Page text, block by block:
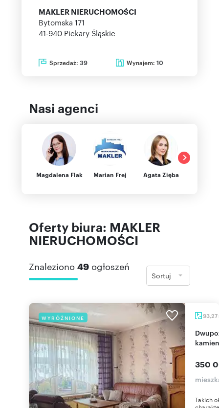
MAKLER NIERUCHOMOŚCI
Bytomska 171
41-940 Piekary Śląskie
Sprzedaż: 39 Wynajem: 10
Nasi agenci
Magdalena Flak Marian Frej Agata Zięba
Oferty biura: MAKLER
NIERUCHOMOŚCI
Znaleziono 49 ogłoszeń
Sortuj
WYRÓŻNIONE 93,27
Dwupoziomowe mieszkanie z tarasem (93 m²) w
350
Takich